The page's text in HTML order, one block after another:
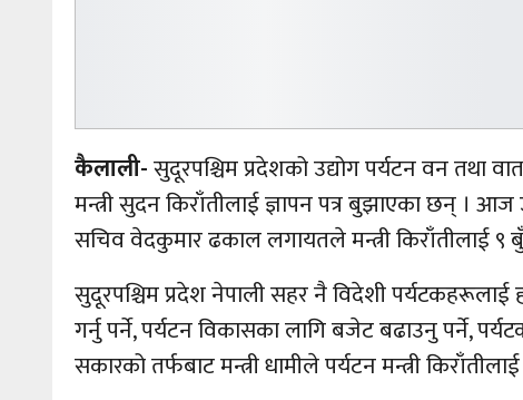
कैलाली-सुदूरपश्चिम प्रदेशको उद्योग पर्यटन वन तथा
मन्त्री सुदन किराँतीलाई ज्ञापन पत्र बुझाएका छन् । आज
सचिव वेदकुमार ढकाल लगायतले मन्त्री किराँतीलाई ९
सुदूरपश्चिम प्रदेश नेपाली सहर नै विदेशी पर्यटकहरूलाई
गर्नु पर्ने, पर्यटन विकासका लागि बजेट बढाउनु पर्ने,
सकारको तर्फबाट मन्त्री धामीले पर्यटन मन्त्री